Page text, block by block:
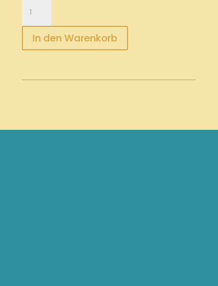
Prozessbegleitung
(1200,-
€):
erster
In den Warenkorb